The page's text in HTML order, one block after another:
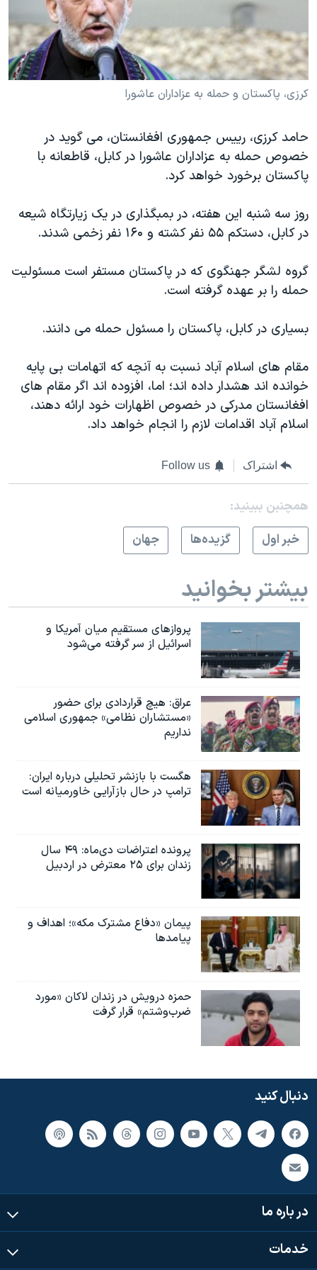
فرهنگ و زندگی
حقوق شهروندی
اقتصادی
علم و فناوری
گالری عکس
آرشیو پخش زنده
انتخابات ریاست جمهوری آمریکا ۲۰۲۴
حمله جمهوری اسلامی به اسرائیل
رمز مهسا
اعتراضات زن، زندگی، آزادی
مجموعه مستندهای دادخواهی
دادگاه حمید نوری
چهل سال گروگان‌گیری
قانون شفافیت دارائی کادر رهبری ایران
اعتراضات مردمی آبان ۹۸
همایش محافظه‌کاران آمریکا «سی‌پک»
سفر پرزیدنت ترامپ به چین
کرزی، پاکستان و حمله به عزاداران عاشورا
حامد کرزی، رييس جمهوری افغانستان، می گويد در
خصوص حمله به عزاداران عاشورا در کابل، قاطعانه با
پاکستان برخورد خواهد کرد.
روز سه شنبه اين هفته، در بمبگذاری در يک زيارتگاه شيعه
در کابل، دستکم ۵۵ نفر کشته و ١۶۰ نفر زخمی شدند.
گروه لشگر جهنگوی که در پاکستان مستفر است مسئوليت
حمله را بر عهده گرفته است.
بسياری در کابل، پاکستان را مسئول حمله می دانند.
مقام های اسلام آباد نسبت به آنچه که اتهامات بی پايه
خوانده اند هشدار داده اند؛ اما، افزوده اند اگر مقام های
افغانستان مدرکی در خصوص اظهارات خود ارائه دهند،
اسلام آباد اقدامات لازم را انجام خواهد داد.
اشتراک Follow us
همچنبن ببینید:
خبر اول
گزيده‌ها جهان
بیشتر بخوانید
پروازهای مستقیم میان آمریکا و
اسرائیل از سر گرفته می‌شود
عراق: هیچ قراردادی برای حضور
«مستشاران نظامی» جمهوری اسلامی
نداریم
هگست با بازنشر تحلیلی درباره ایران:
ترامپ در حال بازآرایی خاورمیانه است
پرونده اعتراضات دی‌ماه: ۴۹ سال
زندان برای ۲۵ معترض در اردبیل
پیمان «دفاع مشترک مکه»؛ اهداف و
پیامدها
حمزه درویش در زندان لاکان «مورد
ضرب‌وشتم» قرار گرفت
دنبال کنید
در باره ما
خدمات